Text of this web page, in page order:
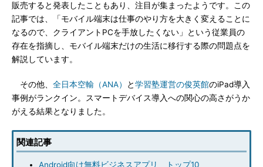
販売すると発表したこともあり、注目が集まったようです。この
記事では、「モバイル端末は仕事のやり方を大きく変えることに
なるので、クライアントPCを手放したくない」という従業員の
存在を指摘し、モバイル端末だけの生活に移行する際の問題点を
解説しています。
その他、 全日本空輸（ANA） と学習塾運営の俊英館のiPad導入
事例がランクイン。スマートデバイス導入への関心の高さがうか
がえる結果となりました。
関連記事
Android向け無料ビジネスアプリ トップ10